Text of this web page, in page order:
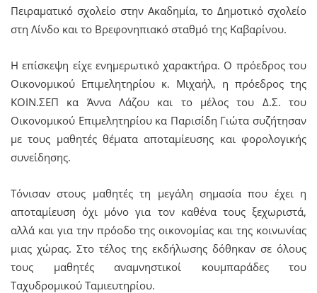
Πειραματικό σχολείο στην Ακαδημία, το Δημοτικό σχολείο
στη Λίνδο και το Βρεφονηπιακό σταθμό της Καβαρίνου.
Η επίσκεψη είχε ενημερωτικό χαρακτήρα. Ο πρόεδρος του
Οικονομικού Επιμελητηρίου κ. Μιχαήλ, η πρόεδρος της
ΚΟΙΝ.ΣΕΠ κα Άννα Λάζου και το μέλος του Δ.Σ. του
Οικονομικού Επιμελητηρίου κα Παρισίδη Γιώτα συζήτησαν
με τους μαθητές θέματα αποταμίευσης και φορολογικής
συνείδησης.
Τόνισαν στους μαθητές τη μεγάλη σημασία που έχει η
αποταμίευση όχι μόνο για τον καθένα τους ξεχωριστά,
αλλά και για την πρόοδο της οικονομίας και της κοινωνίας
μιας χώρας. Στο τέλος της εκδήλωσης δόθηκαν σε όλους
τους μαθητές αναμνηστικοί κουμπαράδες του
Ταχυδρομικού Ταμιευτηρίου.